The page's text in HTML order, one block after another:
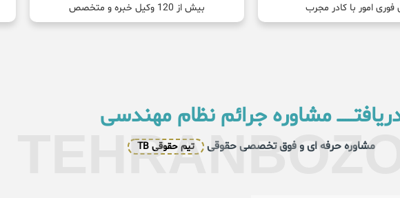
فوری امور با کادر مجرب
بیش از 120 وکیل خبره و متخصص
مشاوره جرائم نظام مهندسی
مشاوره حرفه ای و فوق تخصصی حقوقی تیم حقوقی TB